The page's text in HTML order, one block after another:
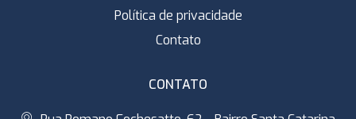
Política de privacidade
Contato
CONTATO